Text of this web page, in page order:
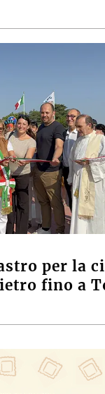
per la
fino a